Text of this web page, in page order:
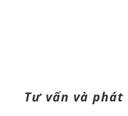
Tư vấn và